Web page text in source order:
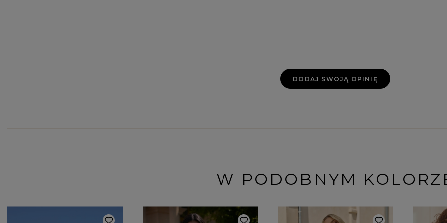
DODAJ SWOJĄ OPINIĘ
W PODOBNYM